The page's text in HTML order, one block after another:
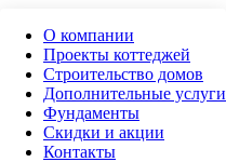
О компании
Проекты коттеджей
Строительство домов
Дополнительные услуги
Фундаменты
Скидки и акции
Контакты